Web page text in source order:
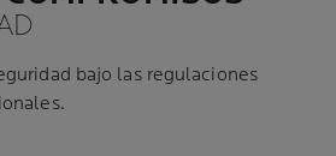
bajo las regulaciones